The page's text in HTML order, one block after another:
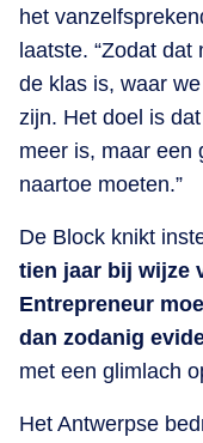
het
laatste. “Zodat
de klas is, waar
zijn. Het doel is
meer is, maar een
naartoe moeten.”
De Block knikt
tien jaar bij wijze
Entrepreneur
dan zodanig
met een glimlach
Het Antwerpse